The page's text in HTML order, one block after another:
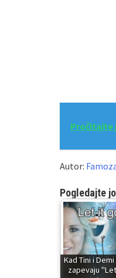
Pročitajte
Autor:
Pogledajte
Kad Tini i
zapevaju